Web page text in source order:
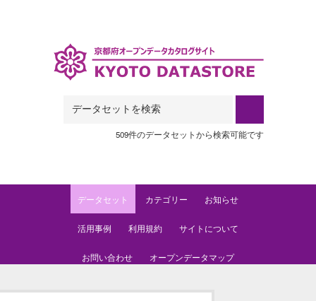
509件のデータセットから検索可能です
データセット カテゴリー お知らせ
活用事例 利用規約 サイトについて
お問い合わせ オープンデータマップ